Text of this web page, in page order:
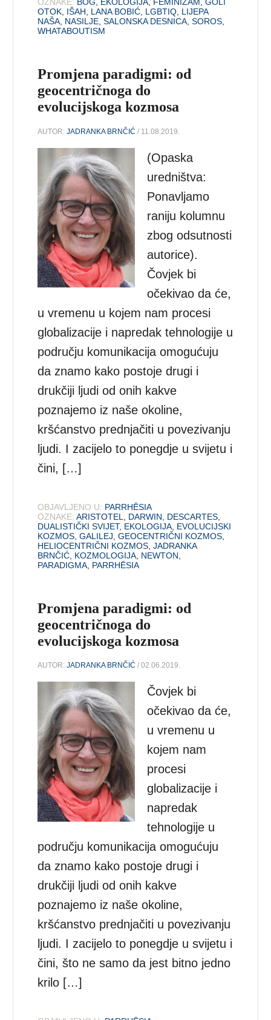
OTOK IŠAH LANA BOBIĆ LGBTIQ LIJEPA
NAŠA NASILJE ,SALONSKA DESNICA ,SOROS
WHATABOUTISM
Promjena paradigmi: od
geocentričnoga do
evolucijskoga kozmosa
AUTOR:JADRANKA BRNČIĆ / 11.08.2019.
(Opaska
uredništva:
Ponavljamo
raniju kolumnu
zbog odsutnosti
autorice).
Čovjek bi
očekivao da će,
u vremenu u kojem nam procesi
globalizacije i napredak tehnologije u
području komunikacija omogućuju
da znamo kako postoje drugi i
drukčiji ljudi od onih kakve
poznajemo iz naše okoline,
kršćanstvo prednjačiti u povezivanju
ljudi. I zacijelo to ponegdje u svijetu i
čini, […]
OBJAVLJENO U: PARRHĒSIA
OZNAKE: ARISTOTEL DARWIN DESCARTES
DUALISTIČKI SVIJET, EKOLOGIJA EVOLUCIJSKI
KOZMOS ,GALILEJ ,GEOCENTRIČNI KOZMOS
HELIOCENTRIČNI KOZMOS ,JADRANKA
BRNČIĆ KOZMOLOGIJA NEWTON
PARADIGMA PARRHĒSIA
Promjena paradigmi: od
geocentričnoga do
evolucijskoga kozmosa
AUTOR:JADRANKA BRNČIĆ / 02.06.2019.
Čovjek bi
očekivao da će,
u vremenu u
kojem nam
procesi
globalizacije i
napredak
tehnologije u
području komunikacija omogućuju
da znamo kako postoje drugi i
drukčiji ljudi od onih kakve
poznajemo iz naše okoline,
kršćanstvo prednjačiti u povezivanju
ljudi. I zacijelo to ponegdje u svijetu i
čini, što ne samo da jest bitno jedno
krilo […]